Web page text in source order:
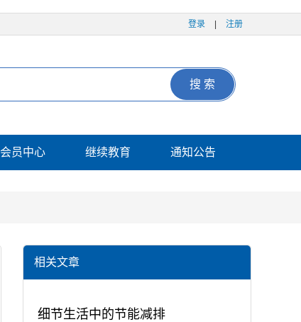
登录 注册
搜 索
会员中心 继续教育 通知公告
相关文章
细节生活中的节能减排